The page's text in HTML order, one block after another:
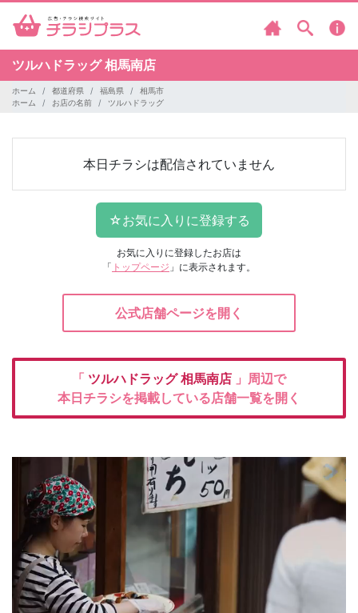
ツルハドラッグ相馬南店
ホーム 都道府県 福島県
相馬市
ホーム
お店の名前 ツルハドラッグ
本日チラシは配信されていません
お気に入りに登録したお店は
「 トップページ 」に表示されます。
公式店舗ページを開く
「 ツルハドラッグ相馬南店 」周辺で
本日チラシを掲載している店舗一覧を開く